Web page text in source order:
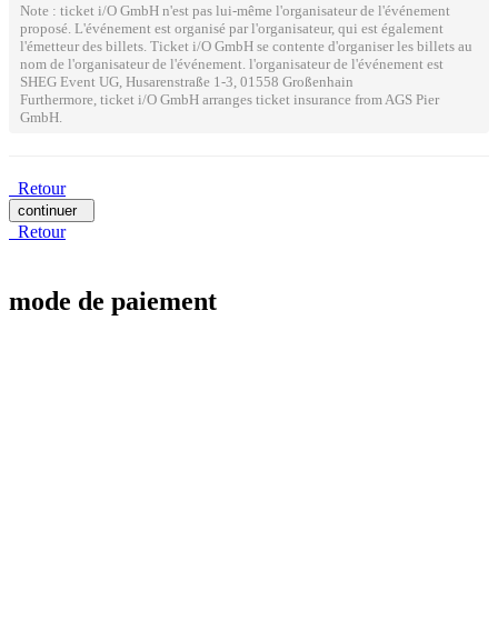
Note : ticket i/O GmbH n'est pas lui-même l'organisateur de l'événement
proposé. L'événement est organisé par l'organisateur, qui est également
l'émetteur des billets. Ticket i/O GmbH se contente d'organiser les billets au
nom de l'organisateur de l'événement. l'organisateur de l'événement est
SHEG Event UG, Husarenstraße 1-3, 01558 Großenhain
Furthermore, ticket i/O GmbH arranges ticket insurance from AGS Pier
GmbH.
Retour
continuer
Retour
mode de paiement